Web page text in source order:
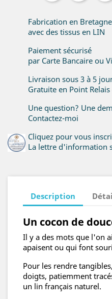
Fabrication en Bretagne
avec des tissus en LIN
Paiement sécurisé
par Carte Bancaire ou
Livraison sous 3 à 5
Gratuite en Point
Une question? Une
Contactez-moi
Cliquez pour vous
La lettre d'information
Description
Un cocon de
Il y a des mots que l'on
apaisent ou qui font
Pour les rendre
doigts, patiemment
un lin français naturel.